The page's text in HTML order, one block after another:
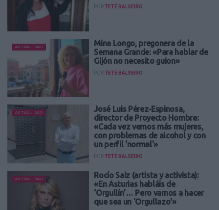
POR TETÉ BALSEIRO
ACTUALIDAD
Mina Longo, pregonera de la
Semana Grande: «Para hablar de
Gijón no necesito guion»
POR TETÉ BALSEIRO
ACTUALIDAD
José Luis Pérez-Espinosa,
director de Proyecto Hombre:
«Cada vez vemos más mujeres,
con problemas de alcohol y con
un perfil ‘normal'»
POR TETÉ BALSEIRO
ACTUALIDAD
Rocío Saiz (artista y activista):
«En Asturias habláis de
‘Orgullín’… Pero vamos a hacer
que sea un ‘Orgullazo'»